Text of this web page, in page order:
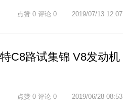
2019/07/13 12:07
点赞 0 评论 0
C8路试集锦 V8发动机
2019/06/28 08:53
点赞 0 评论 0